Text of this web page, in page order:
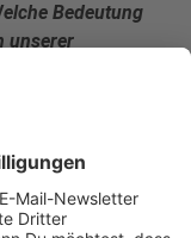
Bedeutung
unserer